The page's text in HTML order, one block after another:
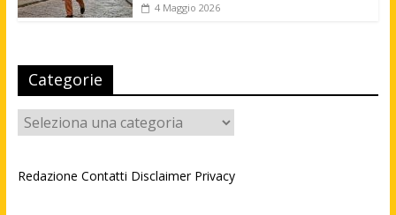
4 Maggio 2026
Categorie
Categorie
Redazione Contatti Disclaimer Privacy